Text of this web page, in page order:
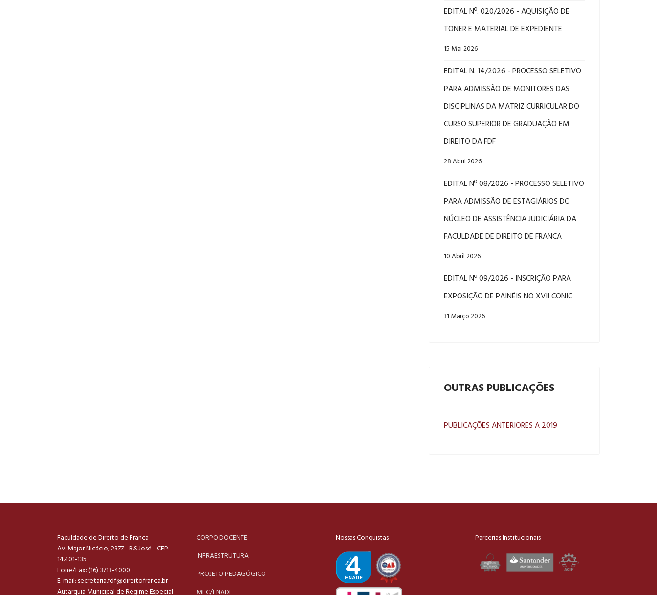
EDITAL Nº. 020/2026 - AQUISIÇÃO DE
TONER E MATERIAL DE EXPEDIENTE
15 Mai 2026
EDITAL N. 14/2026 - PROCESSO SELETIVO
PARA ADMISSÃO DE MONITORES DAS
DISCIPLINAS DA MATRIZ CURRICULAR DO
CURSO SUPERIOR DE GRADUAÇÃO EM
DIREITO DA FDF
28 Abril 2026
EDITAL Nº 08/2026 - PROCESSO SELETIVO
PARA ADMISSÃO DE ESTAGIÁRIOS DO
NÚCLEO DE ASSISTÊNCIA JUDICIÁRIA DA
FACULDADE DE DIREITO DE FRANCA
10 Abril 2026
EDITAL Nº 09/2026 - INSCRIÇÃO PARA
EXPOSIÇÃO DE PAINÉIS NO XVII CONIC
31 Março 2026
OUTRAS PUBLICAÇÕES
PUBLICAÇÕES ANTERIORES A 2019
Faculdade de Direito de Franca
Av. Major Nicácio, 2377 - B.S.José - CEP:
14.401-135
Fone/Fax: (16) 3713-4000
E-mail: secretaria.fdf@direitofranca.br
Autarquia Municipal de Regime Especial
CORPO DOCENTE
INFRAESTRUTURA
PROJETO PEDAGÓGICO
MEC/ENADE
Nossas Conquistas Parcerias Institucionais